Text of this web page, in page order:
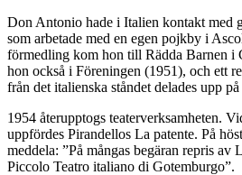
Don Antonio hade i Italien kontakt med
som arbetade med en egen pojkby i
förmedling kom hon till Rädda Barnen i
hon också i Föreningen (1951), och ett
från det italienska ståndet delades upp
1954 återupptogs teaterverksamheten.
uppfördes Pirandellos La patente. På
meddela: ”På mångas begäran repris av
Piccolo Teatro italiano di Gotemburgo”.